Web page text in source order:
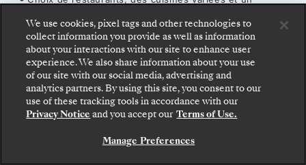
Service à volonté de champagne, liqueurs et vins (à
choisir dans une carte allant jusqu’à 50 vins) dans la
cave de Silversea
Café (dont variétés recherchées) et thés raffinés
Conférences enrichissantes et divertissements à bord
Accès illimité au centre de fitness, au sauna, au
hammam et aux espaces détente du spa (aux heures
d’ouverture)
UTILITAIRES ET COMMODITÉS
Montez à bord : choisissez votre suite et consultez
les tarifs et les prestations incluses avant de
confirmer votre voyage avec Silversea en toute
sécurité.
RÉSERVEZ VOTRE SUITE
We use cookies, pixel tags and other technologies to
collect information you provide as well as information
about your interactions with our site to enhance user
experience. We also share information about your use
of our site with our social media, advertising and
analytics partners. By using this site, you consent to our
use of these tracking tools in accordance with our
Privacy Notice and you accept our Terms of Use.
Manage Preferences